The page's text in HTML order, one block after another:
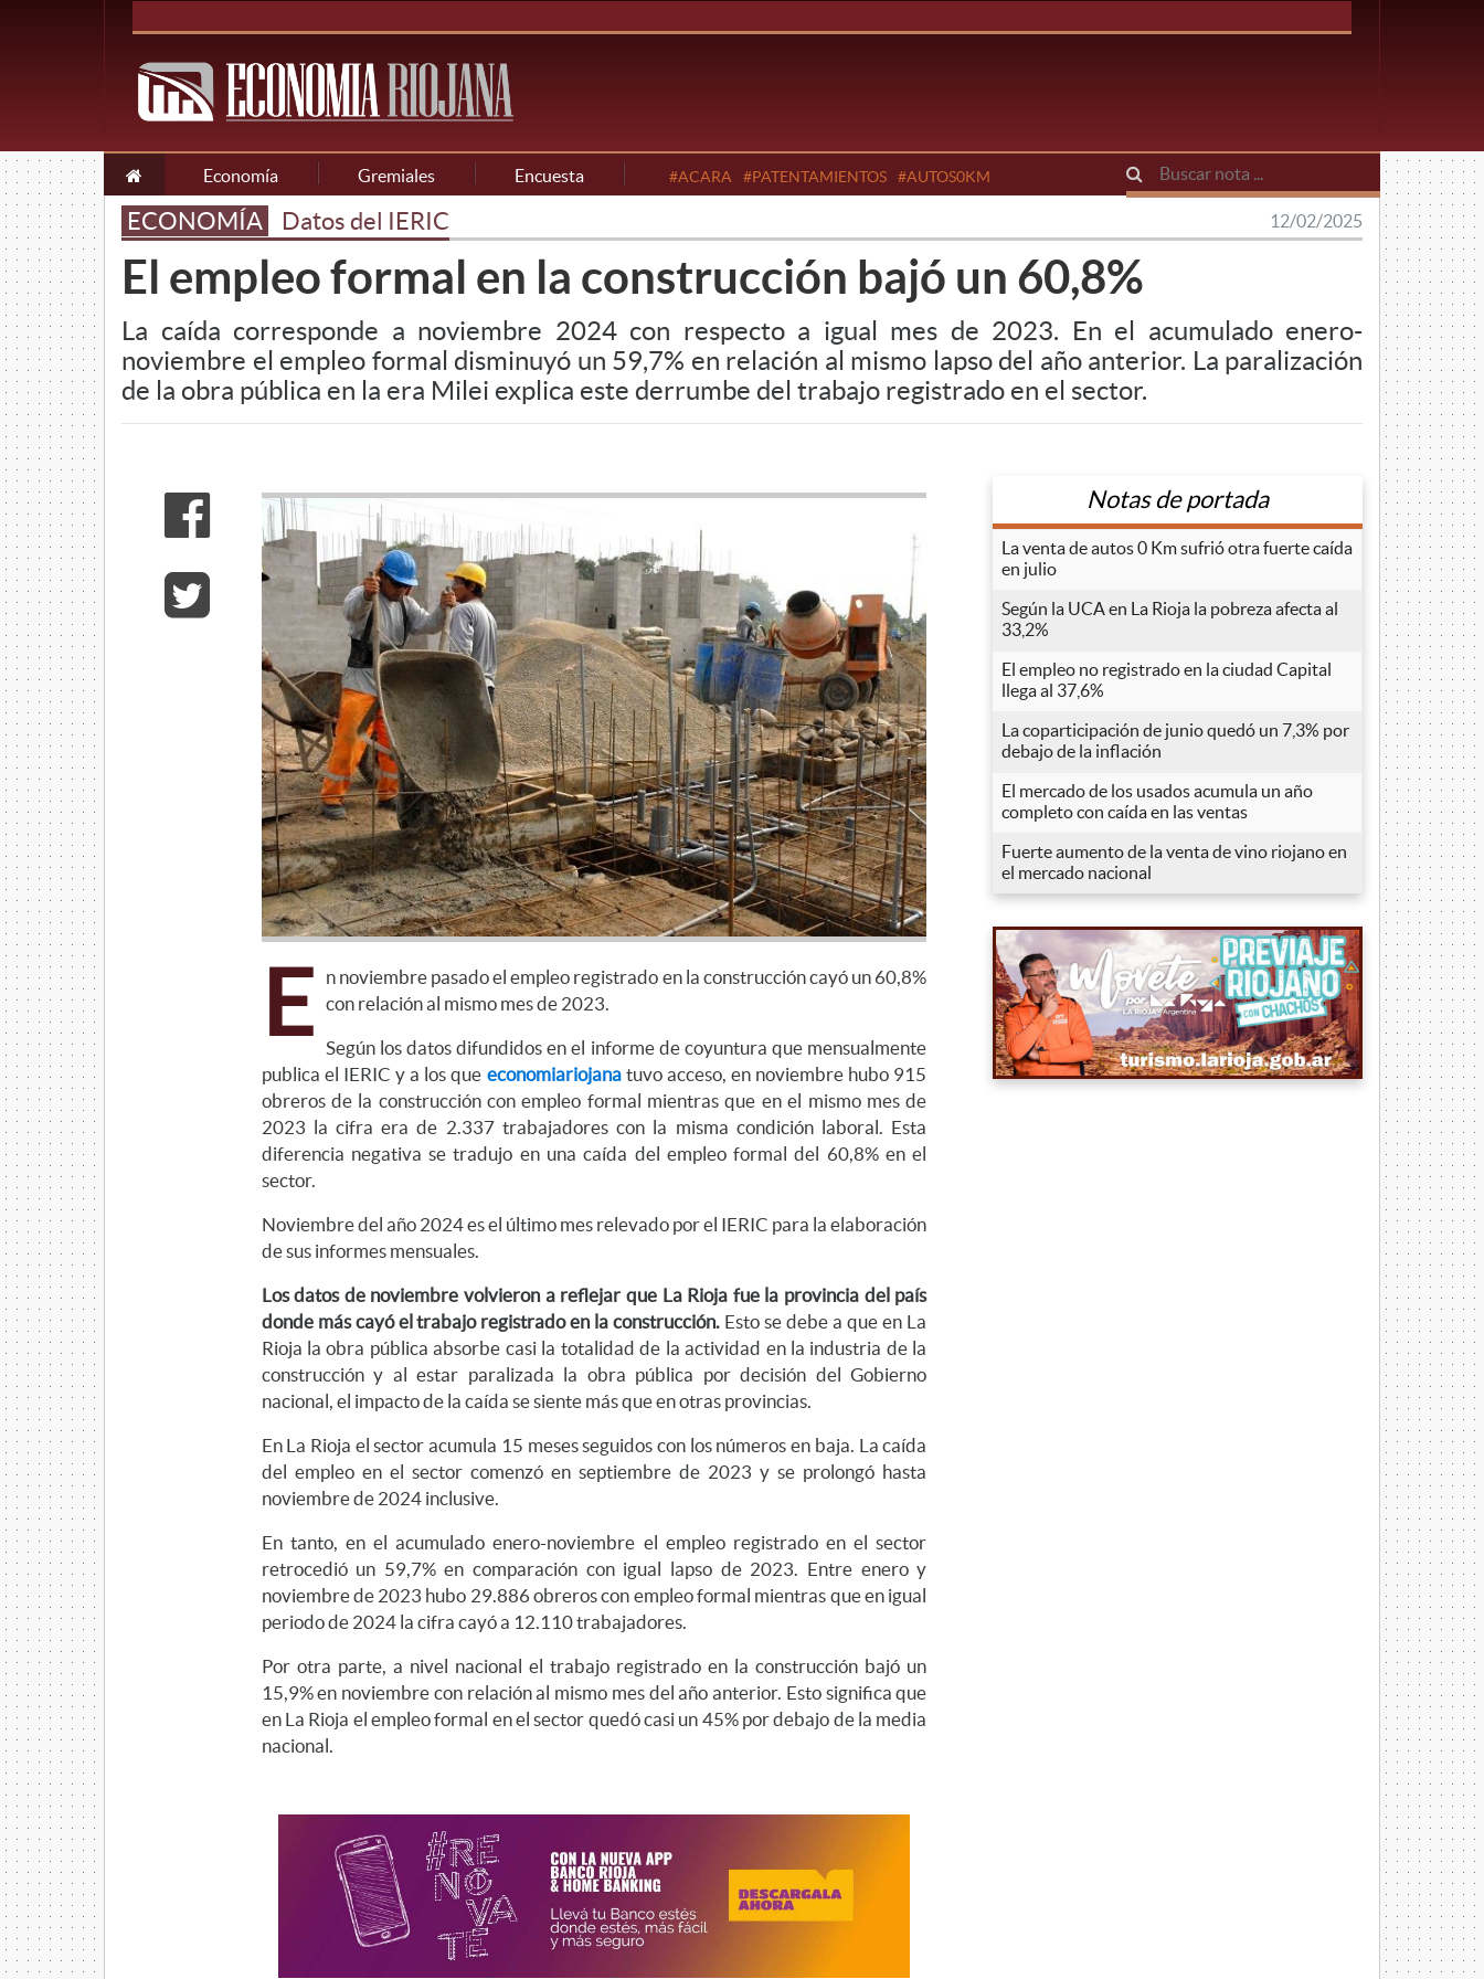
Economía Gremiales Encuesta #ACARA #PATENTAMIENTOS #AUTOS0KM
ECONOMÍA Datos del IERIC 12/02/2025
El empleo formal en la construcción bajó un 60,8%
La caída corresponde a noviembre 2024 con respecto a igual mes de 2023. En el acumulado enero-
noviembre el empleo formal disminuyó un 59,7% en relación al mismo lapso del año anterior. La paralización
de la obra pública en la era Milei explica este derrumbe del trabajo registrado en el sector.
E
n noviembre pasado el empleo registrado en la construcción cayó un 60,8%
con relación al mismo mes de 2023.
Según los datos difundidos en el informe de coyuntura que mensualmente
publica el IERIC y a los que economiariojanatuvo acceso, en noviembre hubo 915
obreros de la construcción con empleo formal mientras que en el mismo mes de
2023 la cifra era de 2.337 trabajadores con la misma condición laboral. Esta
diferencia negativa se tradujo en una caída del empleo formal del 60,8% en el
sector.
Noviembre del año 2024 es el último mes relevado por el IERIC para la elaboración
de sus informes mensuales.
Los datos de noviembre volvieron a reflejar que La Rioja fue la provincia del país
donde más cayó el trabajo registrado en la construcción. Esto se debe a que en La
Rioja la obra pública absorbe casi la totalidad de la actividad en la industria de la
construcción y al estar paralizada la obra pública por decisión del Gobierno
nacional, el impacto de la caída se siente más que en otras provincias.
En La Rioja el sector acumula 15 meses seguidos con los números en baja. La caída
del empleo en el sector comenzó en septiembre de 2023 y se prolongó hasta
noviembre de 2024 inclusive.
En tanto, en el acumulado enero-noviembre el empleo registrado en el sector
retrocedió un 59,7% en comparación con igual lapso de 2023. Entre enero y
noviembre de 2023 hubo 29.886 obreros con empleo formal mientras que en igual
periodo de 2024 la cifra cayó a 12.110 trabajadores.
Por otra parte, a nivel nacional el trabajo registrado en la construcción bajó un
15,9% en noviembre con relación al mismo mes del año anterior. Esto significa que
en La Rioja el empleo formal en el sector quedó casi un 45% por debajo de la media
nacional.
Notas de portada
La venta de autos 0 Km sufrió otra fuerte caída
en julio
Según la UCA en La Rioja la pobreza afecta al
33,2%
El empleo no registrado en la ciudad Capital
llega al 37,6%
La coparticipación de junio quedó un 7,3% por
debajo de la inflación
El mercado de los usados acumula un año
completo con caída en las ventas
Fuerte aumento de la venta de vino riojano en
el mercado nacional